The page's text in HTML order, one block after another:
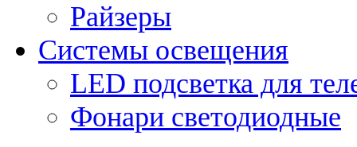
Райзеры
Системы освещения
LED подсветка для
Фонари светодиодные